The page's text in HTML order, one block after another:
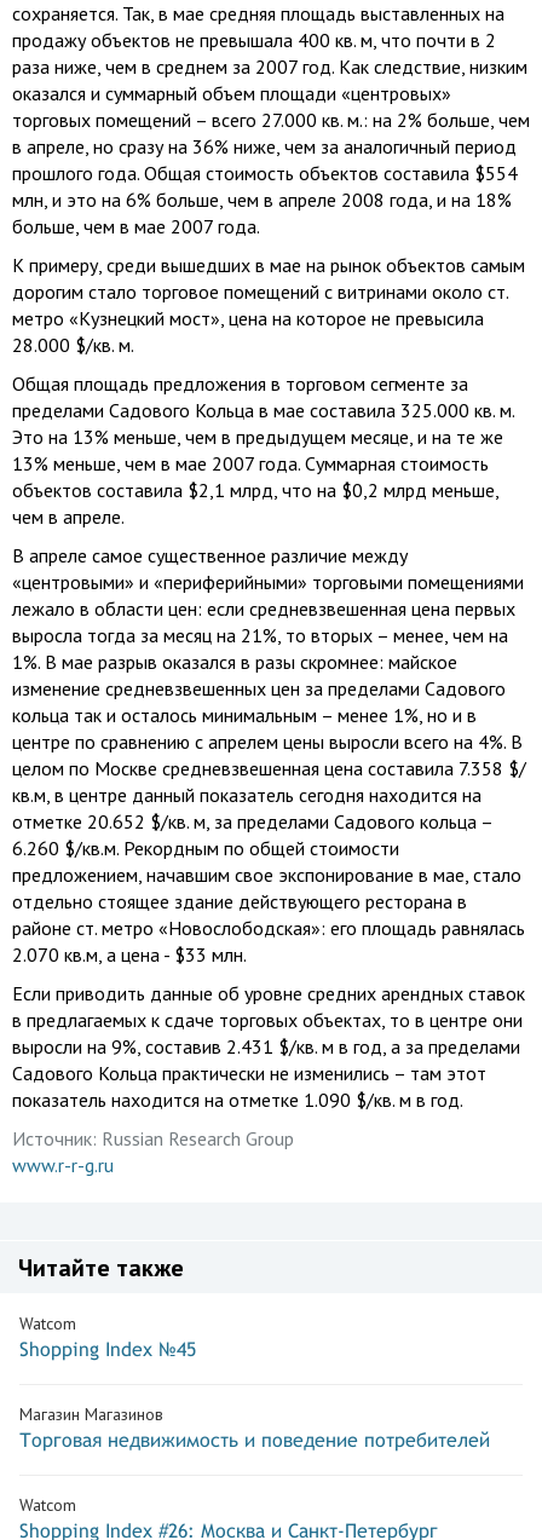
сохраняется. Так, в мае средняя площадь выставленных на
продажу объектов не превышала 400 кв. м, что почти в 2
раза ниже, чем в среднем за 2007 год. Как следствие, низким
оказался и суммарный объем площади «центровых»
торговых помещений – всего 27.000 кв. м.: на 2% больше, чем
в апреле, но сразу на 36% ниже, чем за аналогичный период
прошлого года. Общая стоимость объектов составила $554
млн, и это на 6% больше, чем в апреле 2008 года, и на 18%
больше, чем в мае 2007 года.
К примеру, среди вышедших в мае на рынок объектов самым
дорогим стало торговое помещений с витринами около ст.
метро «Кузнецкий мост», цена на которое не превысила
28.000 $/кв. м.
Общая площадь предложения в торговом сегменте за
пределами Садового Кольца в мае составила 325.000 кв. м.
Это на 13% меньше, чем в предыдущем месяце, и на те же
13% меньше, чем в мае 2007 года. Суммарная стоимость
объектов составила $2,1 млрд, что на $0,2 млрд меньше,
чем в апреле.
В апреле самое существенное различие между
«центровыми» и «периферийными» торговыми помещениями
лежало в области цен: если средневзвешенная цена первых
выросла тогда за месяц на 21%, то вторых – менее, чем на
1%. В мае разрыв оказался в разы скромнее: майское
изменение средневзвешенных цен за пределами Садового
кольца так и осталось минимальным – менее 1%, но и в
центре по сравнению с апрелем цены выросли всего на 4%. В
целом по Москве средневзвешенная цена составила 7.358 $/
кв.м, в центре данный показатель сегодня находится на
отметке 20.652 $/кв. м, за пределами Садового кольца –
6.260 $/кв.м. Рекордным по общей стоимости
предложением, начавшим свое экспонирование в мае, стало
отдельно стоящее здание действующего ресторана в
районе ст. метро «Новослободская»: его площадь равнялась
2.070 кв.м, а цена - $33 млн.
Если приводить данные об уровне средних арендных ставок
в предлагаемых к сдаче торговых объектах, то в центре они
выросли на 9%, составив 2.431 $/кв. м в год, а за пределами
Садового Кольца практически не изменились – там этот
показатель находится на отметке 1.090 $/кв. м в год.
Источник: Russian Research Group
www.r-r-g.ru
Читайте также
Watcom
Shopping Index №45
Магазин Магазинов
Торговая недвижимость и поведение потребителей
Watcom
Shopping Index #26: Москва и Санкт-Петербург